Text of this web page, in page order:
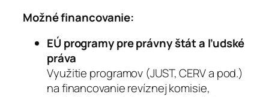
Možné financovanie:
EÚ programy pre právny štát a ľudské
práva
Využitie programov (JUST, CERV a pod.)
na financovanie revíznej komisie,